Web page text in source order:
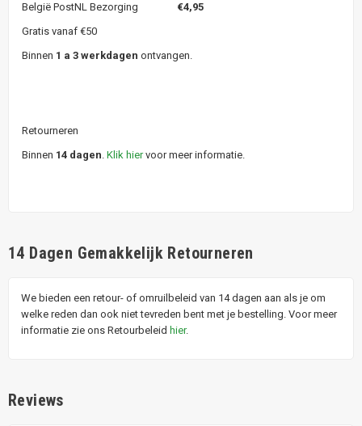
België PostNL Bezorging €4,95
Gratis vanaf €50
Binnen 1 a 3 werkdagen ontvangen.
Retourneren
Binnen 14 dagen Klik hiervoor meer informatie.
14 Dagen Gemakkelijk Retourneren
We bieden een retour- of omruilbeleid van 14 dagen aan als je om
welke reden dan ook niet tevreden bent met je bestelling. Voor meer
informatie zie ons Retourbeleid hier.
Reviews